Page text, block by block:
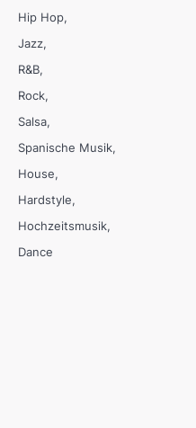
Hip Hop
Jazz
R&B
Rock
Salsa
Spanische Musik
House
Hardstyle
Hochzeitsmusik
Dance